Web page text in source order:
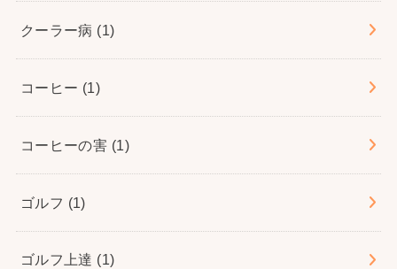
クーラー病 (1)
コーヒー (1)
コーヒーの害 (1)
ゴルフ (1)
ゴルフ上達 (1)